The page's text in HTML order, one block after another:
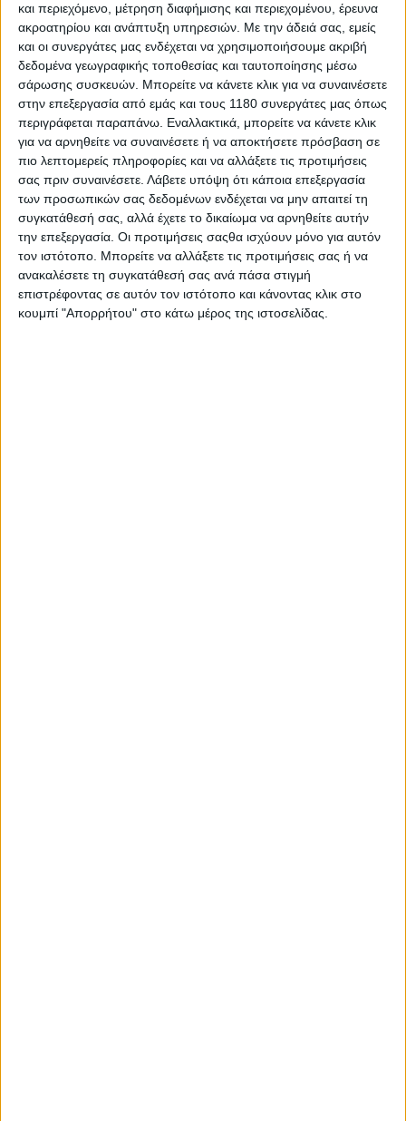
και περιεχόμενο, μέτρηση διαφήμισης και περιεχομένου, έρευνα
ακροατηρίου και ανάπτυξη υπηρεσιών. Με την άδειά σας, εμείς
και οι συνεργάτες μας ενδέχεται να χρησιμοποιήσουμε ακριβή
δεδομένα γεωγραφικής τοποθεσίας και ταυτοποίησης μέσω
σάρωσης συσκευών. Μπορείτε να κάνετε κλικ για να συναινέσετε
στην επεξεργασία από εμάς και τους 1180 συνεργάτες μας όπως
περιγράφεται παραπάνω. Εναλλακτικά, μπορείτε να κάνετε κλικ
για να αρνηθείτε να συναινέσετε ή να αποκτήσετε πρόσβαση σε
πιο λεπτομερείς πληροφορίες και να αλλάξετε τις προτιμήσεις
σας πριν συναινέσετε. Λάβετε υπόψη ότι κάποια επεξεργασία
των προσωπικών σας δεδομένων ενδέχεται να μην απαιτεί τη
συγκατάθεσή σας, αλλά έχετε το δικαίωμα να αρνηθείτε αυτήν
την επεξεργασία. Οι προτιμήσεις σαςθα ισχύουν μόνο για αυτόν
τον ιστότοπο. Μπορείτε να αλλάξετε τις προτιμήσεις σας ή να
ανακαλέσετε τη συγκατάθεσή σας ανά πάσα στιγμή
επιστρέφοντας σε αυτόν τον ιστότοπο και κάνοντας κλικ στο
κουμπί "Απορρήτου" στο κάτω μέρος της ιστοσελίδας.
"Είναι απόφαση της ομάδας, την αξιολογούμε τόσο
από τα δεδομένα του Σαββάτου όσο και από το warm
up της Κυριακής και στη συνέχεια επιλέγουμε.
Γνωρίζαμε ότι αν διατηρούσαμε τον ίδιο ρυθμό με
τον Sprint Race αγώνα, το ελαστικό δεν θα άντεχε. Οι
αγώνες που προηγήθηκαν στις κατηγορίες Moto2 και
Moto2 άλλαξαν επίσης τα δεδομένα όσον αφορά την
φθορά των ελαστικών στον αγώνα της Κυριακής και
αυτό είναι κάτι που πρέπει να το λάβουμε υπόψιν στο
μέλλον”.
O Martin κατέκτησε δύο βάθρα όμως την Κυριακή η
εντύπωση που άφησε περιείχε και μία μικρή
απογοήτευση. Μήπως σας ασκείται υπερβολική πίεση;